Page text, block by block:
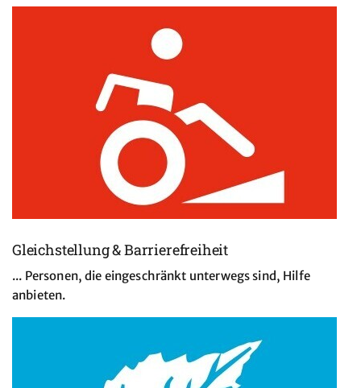
Gleichstellung & Barrierefreiheit
... Personen, die eingeschränkt unterwegs sind, Hilfe
anbieten.